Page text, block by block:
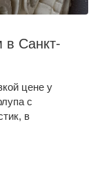
Санкт-
цене у
с
в